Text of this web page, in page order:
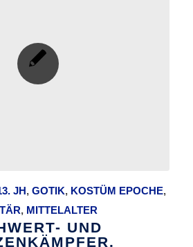
JH,GOTIK, KOSTÜM EPOCHE,
, MITTELALTER
UND